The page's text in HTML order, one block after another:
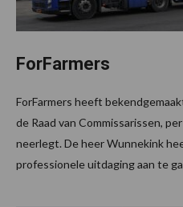
ForFarmers
ForFarmers heeft
de Raad van Commissarissen,
neerlegt. De heer Wunnekink
professionele uitdaging aan te